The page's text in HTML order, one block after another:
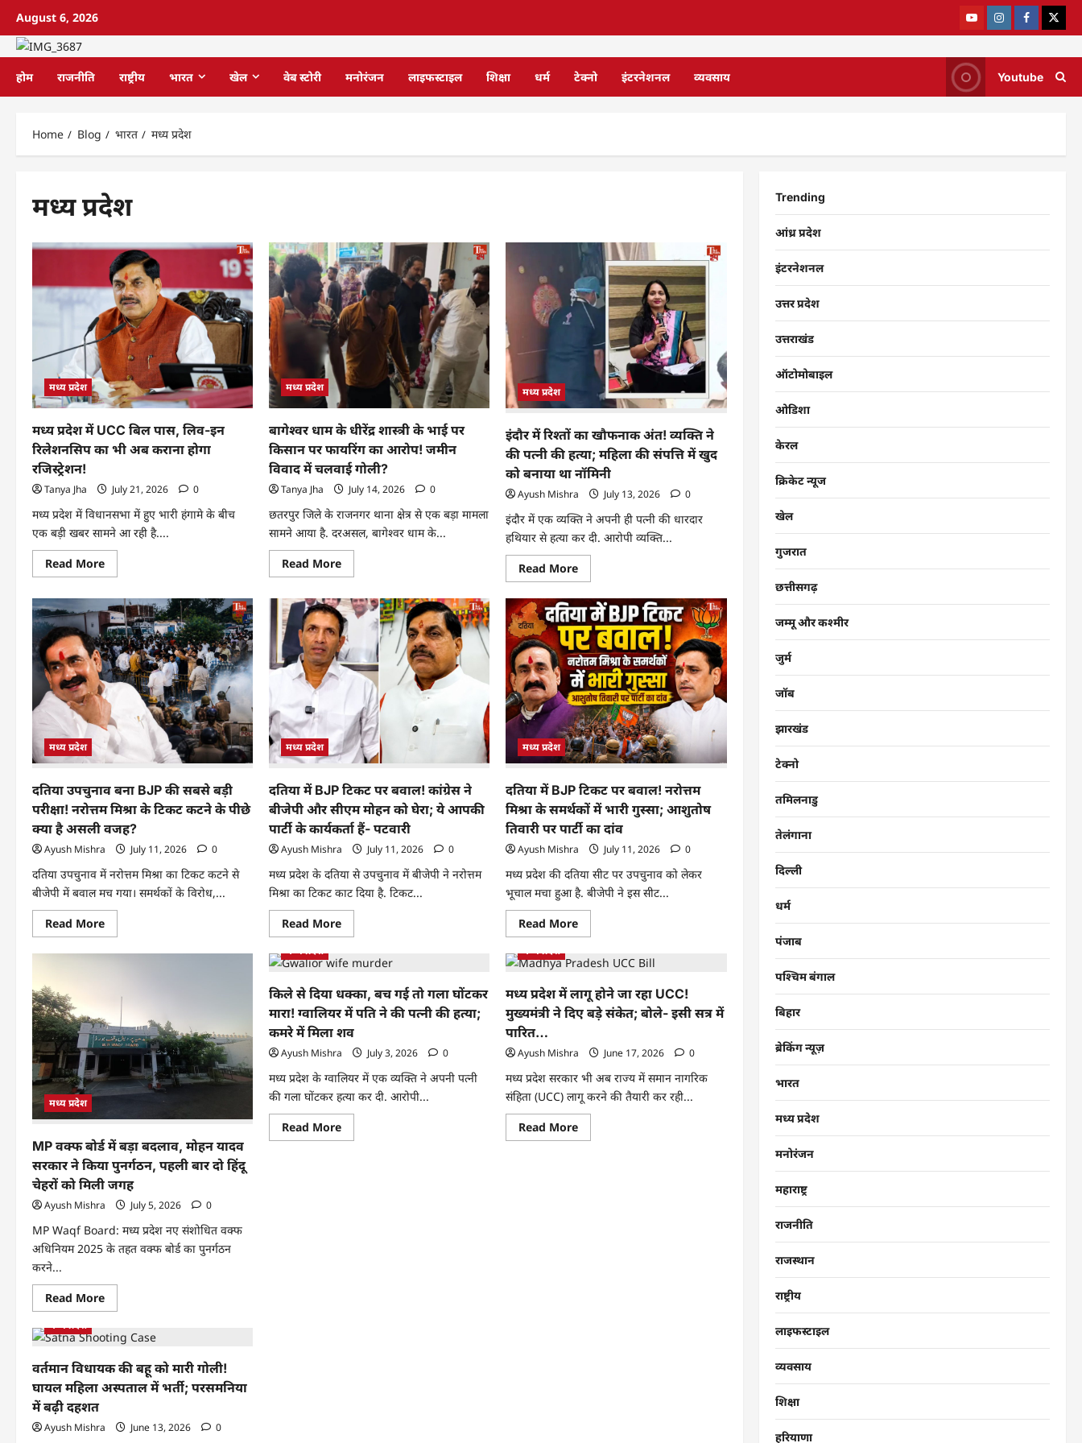
August 6, 2026
होम राजनीति राष्ट्रीय भारत खेल वेब स्टोरी मनोरंजन लाइफस्टाइल शिक्षा धर्म टेक्नो इंटरनेशनल व्यवसाय Youtube
Home Blog भारत मध्य प्रदेश
मध्य प्रदेश
मध्य प्रदेश
मध्य प्रदेश में UCC बिल पास, लिव-इन
रिलेशनसिप का भी अब कराना होगा
रजिस्ट्रेशन!
Tanya Jha July 21, 2026 0
मध्य प्रदेश में विधानसभा में हुए भारी हंगामे के बीच
एक बड़ी खबर सामने आ रही है....
Read More
मध्य प्रदेश
बागेश्वर धाम के धीरेंद्र शास्त्री के भाई पर
किसान पर फायरिंग का आरोप! जमीन
विवाद में चलवाई गोली?
Tanya Jha July 14, 2026 0
छतरपुर जिले के राजनगर थाना क्षेत्र से एक बड़ा मामला
सामने आया है. दरअसल, बागेश्वर धाम के...
Read More
मध्य प्रदेश
इंदौर में रिश्तों का खौफनाक अंत! व्यक्ति ने
की पत्नी की हत्या; महिला की संपत्ति में खुद
को बनाया था नॉमिनी
Ayush Mishra July 13, 2026 0
इंदौर में एक व्यक्ति ने अपनी ही पत्नी की धारदार
हथियार से हत्या कर दी. आरोपी व्यक्ति...
Read More
मध्य प्रदेश
दतिया उपचुनाव बना BJP की सबसे बड़ी
परीक्षा! नरोत्तम मिश्रा के टिकट कटने के पीछे
क्या है असली वजह?
Ayush Mishra July 11, 2026 0
दतिया उपचुनाव में नरोत्तम मिश्रा का टिकट कटने से
बीजेपी में बवाल मच गया। समर्थकों के विरोध,...
Read More
मध्य प्रदेश
दतिया में BJP टिकट पर बवाल! कांग्रेस ने
बीजेपी और सीएम मोहन को घेरा; ये आपकी
पार्टी के कार्यकर्ता हैं- पटवारी
Ayush Mishra July 11, 2026 0
मध्य प्रदेश के दतिया से उपचुनाव में बीजेपी ने नरोत्तम
मिश्रा का टिकट काट दिया है. टिकट...
Read More
मध्य प्रदेश
दतिया में BJP टिकट पर बवाल! नरोत्तम
मिश्रा के समर्थकों में भारी गुस्सा; आशुतोष
तिवारी पर पार्टी का दांव
Ayush Mishra July 11, 2026 0
मध्य प्रदेश की दतिया सीट पर उपचुनाव को लेकर
भूचाल मचा हुआ है. बीजेपी ने इस सीट...
Read More
मध्य प्रदेश
MP वक्फ बोर्ड में बड़ा बदलाव, मोहन यादव
सरकार ने किया पुनर्गठन, पहली बार दो हिंदू
चेहरों को मिली जगह
Ayush Mishra July 5, 2026 0
MP Waqf Board: मध्य प्रदेश नए संशोधित वक्फ
अधिनियम 2025 के तहत वक्फ बोर्ड का पुनर्गठन
करने...
Read More
मध्य प्रदेश
किले से दिया धक्का, बच गई तो गला घोंटकर
मारा! ग्वालियर में पति ने की पत्नी की हत्या;
कमरे में मिला शव
Ayush Mishra July 3, 2026 0
मध्य प्रदेश के ग्वालियर में एक व्यक्ति ने अपनी पत्नी
की गला घोंटकर हत्या कर दी. आरोपी...
Read More
मध्य प्रदेश
मध्य प्रदेश में लागू होने जा रहा UCC!
मुख्यमंत्री ने दिए बड़े संकेत; बोले- इसी सत्र में
पारित…
Ayush Mishra June 17, 2026 0
मध्य प्रदेश सरकार भी अब राज्य में समान नागरिक
संहिता (UCC) लागू करने की तैयारी कर रही...
Read More
मध्य प्रदेश
वर्तमान विधायक की बहू को मारी गोली!
घायल महिला अस्पताल में भर्ती; परसमनिया
में बढ़ी दहशत
Ayush Mishra June 13, 2026 0
Trending
आंध्र प्रदेश
इंटरनेशनल
उत्तर प्रदेश
उत्तराखंड
ऑटोमोबाइल
ओडिशा
केरल
क्रिकेट न्यूज
खेल
गुजरात
छत्तीसगढ़
जम्मू और कश्मीर
जुर्म
जॉब
झारखंड
टेक्नो
तमिलनाडु
तेलंगाना
दिल्ली
धर्म
पंजाब
पश्चिम बंगाल
बिहार
ब्रेकिंग न्यूज़
भारत
मध्य प्रदेश
मनोरंजन
महाराष्ट्र
राजनीति
राजस्थान
राष्ट्रीय
लाइफस्टाइल
व्यवसाय
शिक्षा
हरियाणा